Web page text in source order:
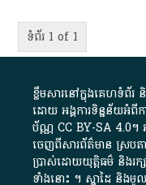
ទំព័រ 1 of 1
ខ្លឹមសារ​នៅ​ក្នុង​គេហទំព័រ
ដោយ​ អង្គការ​ទិន្នន័យ​អំពី​ក
ប័ណ្ណ​CC BY-SA 4.0។​
ចេញពី​សារព័ត៌មាន ស្របត
ប្រាស់​ដោយ​យុត្តិធម៌​ និង​រក្ស
ទាំង​នោះ​ ។​ ស្នាដៃ​ និង​មូ